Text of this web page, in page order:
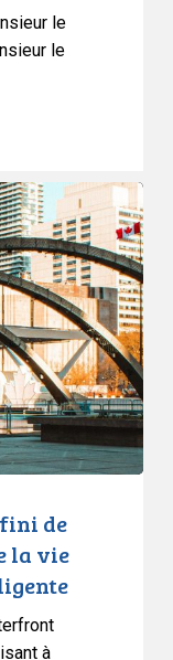
le
le
fini de
la vie
à